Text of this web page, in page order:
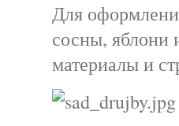
Для
сосны, яблони
материалы и